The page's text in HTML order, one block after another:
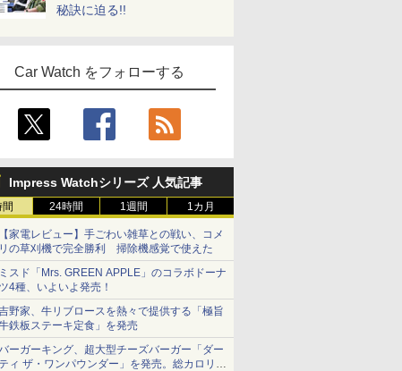
秘訣に迫る!!
Car Watch をフォローする
Impress Watchシリーズ 人気記事
間 24時間 1週間 1カ月
【家電レビュー】手ごわい雑草との戦い、コメ
リの草刈機で完全勝利 掃除機感覚で使えた
ミスド「Mrs. GREEN APPLE」のコラボドーナ
ツ4種、いよいよ発売！
野家、牛リブロースを熱々で提供する「極旨
鉄板ステーキ定食」を発売
ーガーキング、超大型チーズバーガー「ダー
ティ ザ・ワンパウンダー」を発売。総カロリー